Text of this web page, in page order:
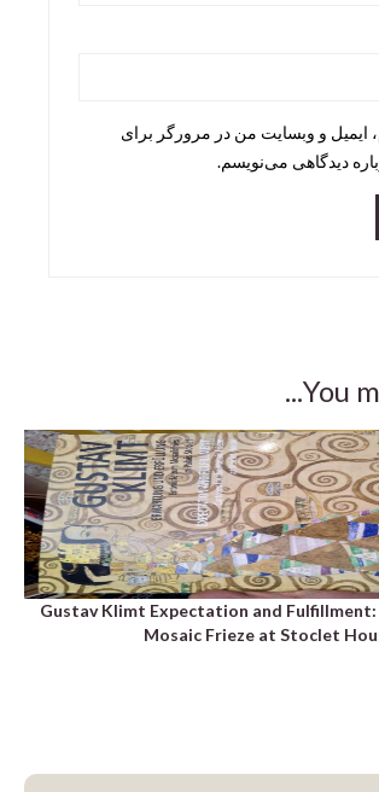
ایمیل و وبسایت من در مرورگر برای
دیدگاهی می‌نویسم.
You
Gustav Klimt Expectation and
Mosaic Frieze at Stoclet